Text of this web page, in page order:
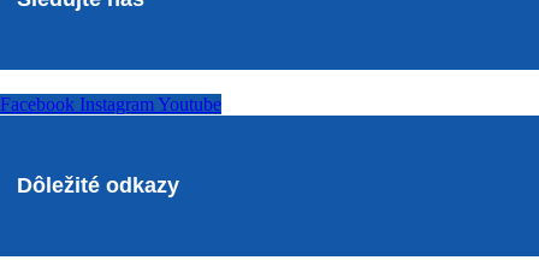
Facebook Instagram Youtube
Dôležité odkazy